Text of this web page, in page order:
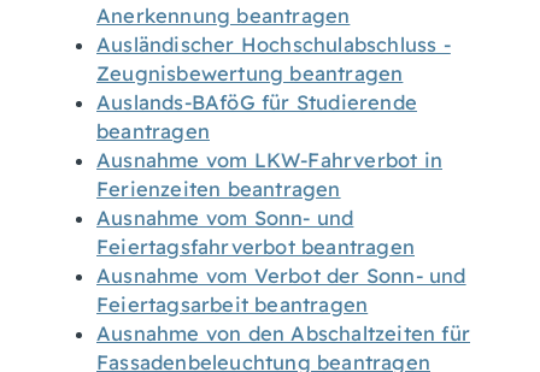
Anerkennung beantragen
Ausländischer Hochschulabschluss -
Zeugnisbewertung beantragen
Auslands-BAföG für Studierende
beantragen
Ausnahme vom LKW-Fahrverbot in
Ferienzeiten beantragen
Ausnahme vom Sonn- und
Feiertagsfahrverbot beantragen
Ausnahme vom Verbot der Sonn- und
Feiertagsarbeit beantragen
Ausnahme von den Abschaltzeiten für
Fassadenbeleuchtung beantragen